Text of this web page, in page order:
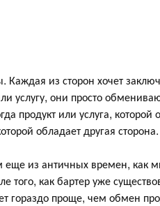
из сторон хочет
услугу, они просто
продукт или услуга,
обладает другая сторона.
из античных времен, как
того, как бартер уже
гораздо проще, чем обмен